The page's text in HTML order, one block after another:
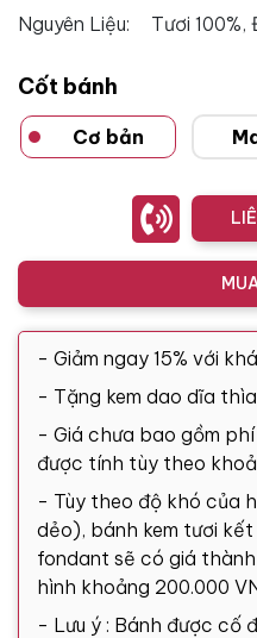
Nguyên Liệu:
Tươi
Cốt bánh
Cơ bản
- Giảm ngay 15% với
- Tặng kem dao dĩa
- Giá chưa bao gồm
được tính tùy theo
- Tùy theo độ khó của
dẻo), bánh kem tươi
fondant sẽ có giá
hình khoảng 200.000
- Lưu ý : Bánh được cố